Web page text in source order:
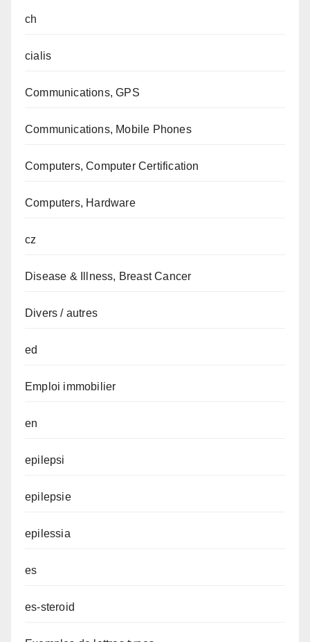
ch
cialis
Communications, GPS
Communications, Mobile Phones
Computers, Computer Certification
Computers, Hardware
cz
Disease & Illness, Breast Cancer
Divers / autres
ed
Emploi immobilier
en
epilepsi
epilepsie
epilessia
es
es-steroid